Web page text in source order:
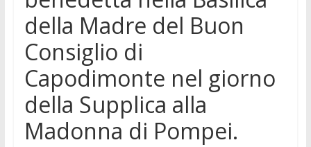
della Madre del Buon
Consiglio di
Capodimonte nel giorno
della Supplica alla
Madonna di Pompei.